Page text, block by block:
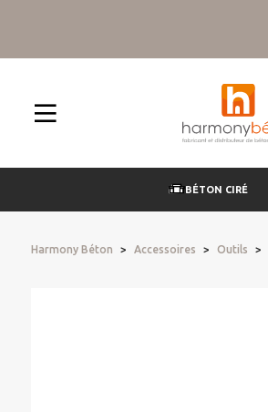
BÉTON CIRÉ
Harmony Béton Accessoires Outils